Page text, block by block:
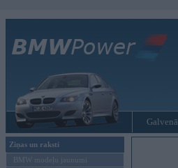
Galvenā
Ziņas un raksti
BMW modeļu jaunumi